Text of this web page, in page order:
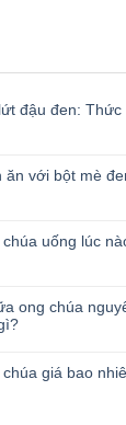
đậu đen:
ăn với bột mè
uống lúc
ong chúa
giá bao